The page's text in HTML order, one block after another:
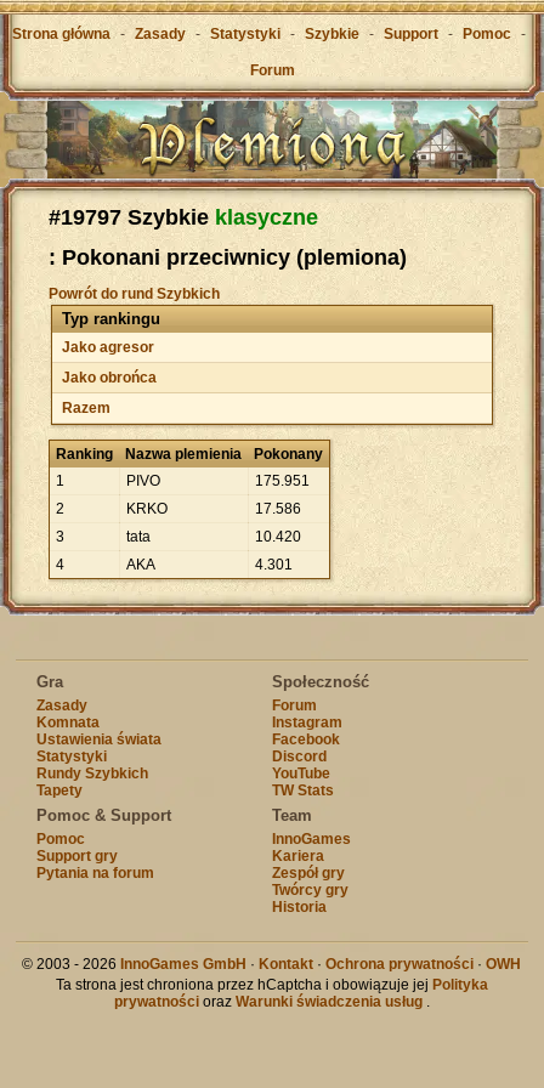
Strona główna - Zasady - Statystyki - Szybkie - Support - Pomoc -
Forum
#19797 Szybkie klasyczne
: Pokonani przeciwnicy (plemiona)
Powrót do rund Szybkich
Typ rankingu
Jako agresor
Jako obrońca
Razem
Ranking Nazwa plemienia
Pokonany
1
PIVO 175.951
2
KRKO 17.586
3
tata 10.420
4
AKA 4.301
Gra
Zasady
Komnata
Ustawienia świata
Statystyki
Rundy Szybkich
Tapety
Społeczność
Forum
Instagram
Facebook
Discord
YouTube
TW Stats
Pomoc & Support
Pomoc
Support gry
Pytania na forum
Team
InnoGames
Kariera
Zespół gry
Twórcy gry
Historia
© 2003 - 2026 InnoGames GmbH · Kontakt ·Ochrona prywatności ·OWH
Ta strona jest chroniona przez hCaptcha i obowiązuje jej Polityka
prywatnościoraz Warunki świadczenia usług.